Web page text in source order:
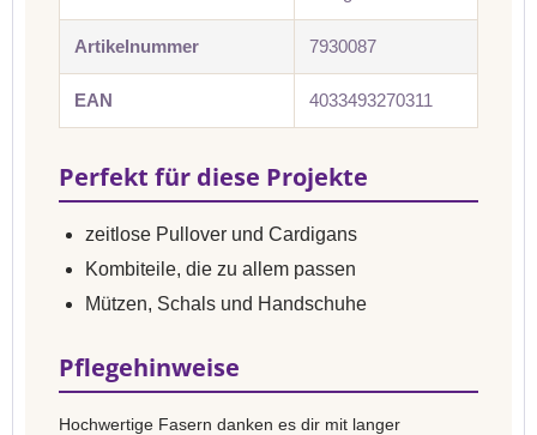
Artikelnummer 7930087
EAN 4033493270311
Perfekt für diese Projekte
zeitlose Pullover und Cardigans
Kombiteile, die zu allem passen
Mützen, Schals und Handschuhe
Pflegehinweise
Hochwertige Fasern danken es dir mit langer